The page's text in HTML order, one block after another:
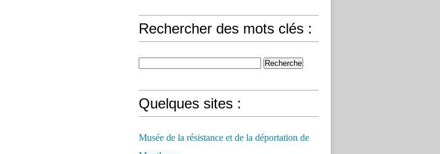
Rechercher des mots clés :
Quelques sites :
Musée de la résistance et de la déportation de